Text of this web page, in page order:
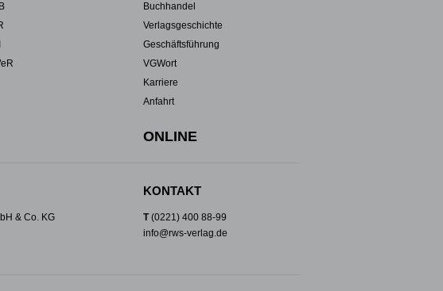
Buchhandel
Verlagsgeschichte
Geschäftsführung
VGWort
Karriere
Anfahrt
ONLINE
& Co. KG
KONTAKT
T(0221) 400 88-99
info@rws-verlag.de